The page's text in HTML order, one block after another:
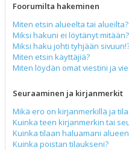
Foorumilta hakeminen
Miten etsin alueelta tai alueilta?
Miksi hakuni ei löytänyt mitään?
Miksi haku johti tyhjään
Miten etsin käyttäjiä?
Miten löydän omat viestini ja
Seuraaminen ja kirjanmerkit
Mikä ero on kirjanmerkillä ja
Kuinka teen kirjanmerkin tai
Kuinka tilaan haluamani
Kuinka poistan tilaukseni?